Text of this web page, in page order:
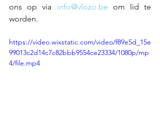
ons op via info@vlozo.be om lid te
worden.
https://video.wixstatic.com/video/f89e5d_15e
99013c2d14c7c82bbb9554ce23334/1080p/mp
4/file.mp4